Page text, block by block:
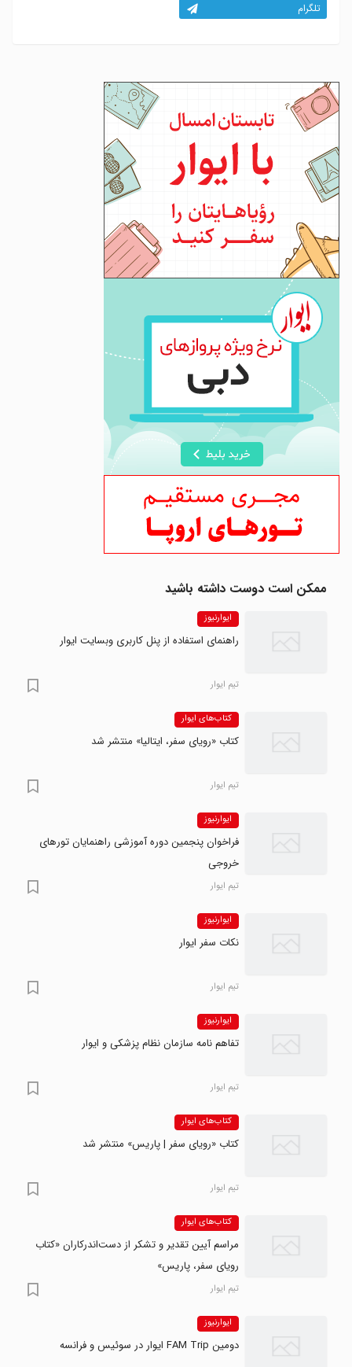
تلگرام
ممکن است دوست داشته باشید
ایوارنیوز
راهنمای استفاده از پنل کاربری وبسایت ایوار
تیم ایوار
کتاب‌های ایوار
کتاب «رویای سفر، ایتالیا» منتشر شد
تیم ایوار
ایوارنیوز
فراخوان پنجمین دوره آموزشی راهنمایان تورهای
خروجی
تیم ایوار
ایوارنیوز
نکات سفر ایوار
تیم ایوار
ایوارنیوز
تفاهم نامه سازمان نظام پزشکی و ایوار
تیم ایوار
کتاب‌های ایوار
کتاب «رویای سفر | پاریس» منتشر شد
تیم ایوار
کتاب‌های ایوار
مراسم آیین تقدیر و تشکر از دست‌اندرکاران «کتاب
رویای سفر، پاریس»
تیم ایوار
ایوارنیوز
دومین FAM Trip ایوار در سوئیس و فرانسه